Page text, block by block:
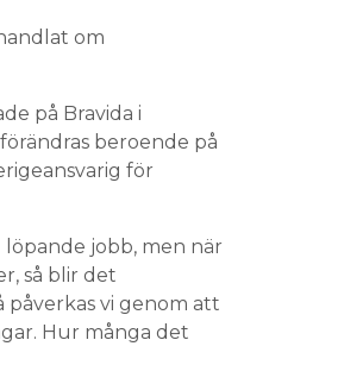
om
på Bravida i
beroende på
för
löpande jobb, men när
så blir det
påverkas vi genom att
Hur många det